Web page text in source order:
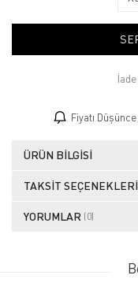
Fiyatı
ÜRÜN BILGISI
TAKSIT SEÇENEKLERI
YORUMLAR (0)